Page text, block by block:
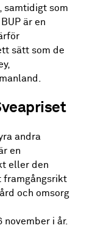
samtidigt som
är en
sätt som de
andra
en
eller den
framgångsrikt
och omsorg
november i år.